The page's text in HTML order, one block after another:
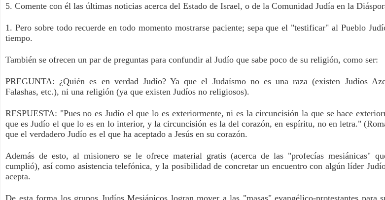
5. Comente con él las últimas noticias acerca del Estado de Israel, o de la Comunidad Judía en la
1. Pero sobre todo recuerde en todo momento mostrarse paciente; sepa que el "testificar" al Pueblo
tiempo.
También se ofrecen un par de preguntas para confundir al Judío que sabe poco de su religión, como ser:
PREGUNTA: ¿Quién es en verdad Judío? Ya que el Judaísmo no es una raza (existen Judíos
Falashas, etc.), ni una religión (ya que existen Judíos no religiosos).
RESPUESTA: "Pues no es Judío el que lo es exteriormente, ni es la circuncisión la que se hace
que es Judío el que lo es en lo interior, y la circuncisión es la del corazón, en espíritu, no en letra."
que el verdadero Judío es el que ha aceptado a Jesús en su corazón.
Además de esto, al misionero se le ofrece material gratis (acerca de las "profecías mesiánicas"
cumplió), así como asistencia telefónica, y la posibilidad de concretar un encuentro con algún líder
acepta.
De esta forma los grupos Judíos Mesiánicos logran mover a las "masas" evangélico-protestantes para